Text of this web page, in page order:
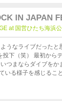
IN JAPAN
at 国営ひたち海浜
下（笑） 最初から
いる様子を感じるこ